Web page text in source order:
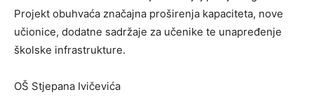
Projekt obuhvaća značajna proširenja kapaciteta, nove
učionice, dodatne sadržaje za učenike te unapređenje
školske infrastrukture.
OŠ Stjepana Ivičevića